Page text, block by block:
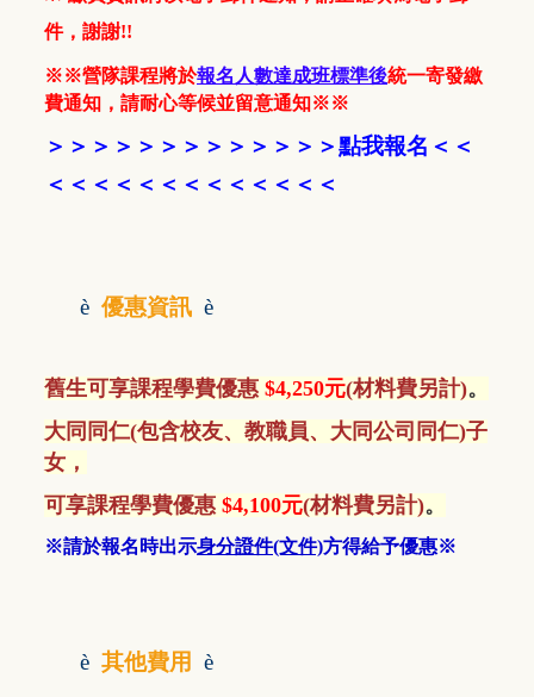
件，謝謝!!
※※營隊課程將於報名人數達成班標準後統一寄發繳
費通知，請耐心等候並留意通知※※
＞＞＞＞＞＞＞＞＞＞ ＞＞ ＞點我報名 ＜ ＜
＜＜ ＜＜＜ ＜＜＜＜＜＜＜＜
è 優惠資訊 è
舊生可享課程學費優惠 $4,250元(材料費另計)。
大同同仁(包含校友、教職員、大同公司同仁)子
女，
可享課程學費優惠 $4,100元(材料費另計)。
※請於報名時出示身分證件(文件)方得給予優惠※
è 其他費用 è